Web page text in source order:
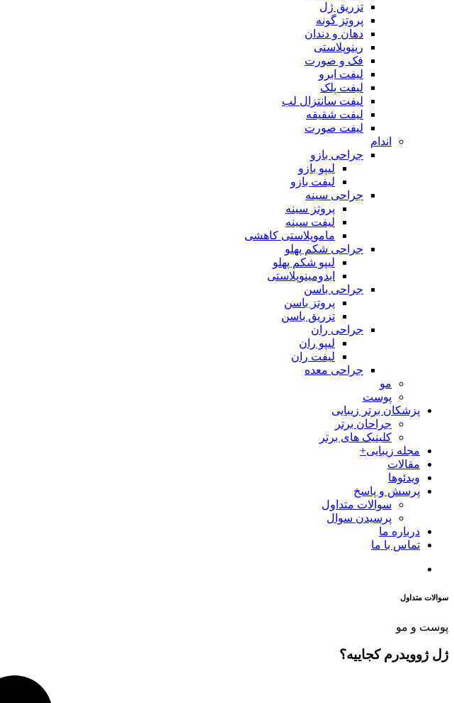
تزریق ژل
پروتز گونه
دهان و دندان
رینوپلاستی
فک و صورت
لیفت ابرو
لیفت پلک
لیفت سانتزال لب
لیفت شقیقه
لیفت صورت
اندام
جراحی بازو
لیپو بازو
لیفت بازو
جراحی سینه
پروتز سینه
لیفت سینه
ماموپلاستی کاهشی
جراحی شکم پهلو
لیپو شکم پهلو
ابدومینوپلاستی
جراحی باسن
پروتز باسن
تزریق باسن
جراحی ران
لیپو ران
لیفت ران
جراحی معده
مو
پوست
پزشکان برتر زیبایی
جراحان برتر
کلینیک های برتر
مجله زیبایی+
مقالات
ویدئوها
پرسش و پاسخ
سوالات متداول
پرسیدن سوال
درباره ما
تماس با ما
سوالات متداول
پوست و مو
ژل ژوویدرم کجاییه؟